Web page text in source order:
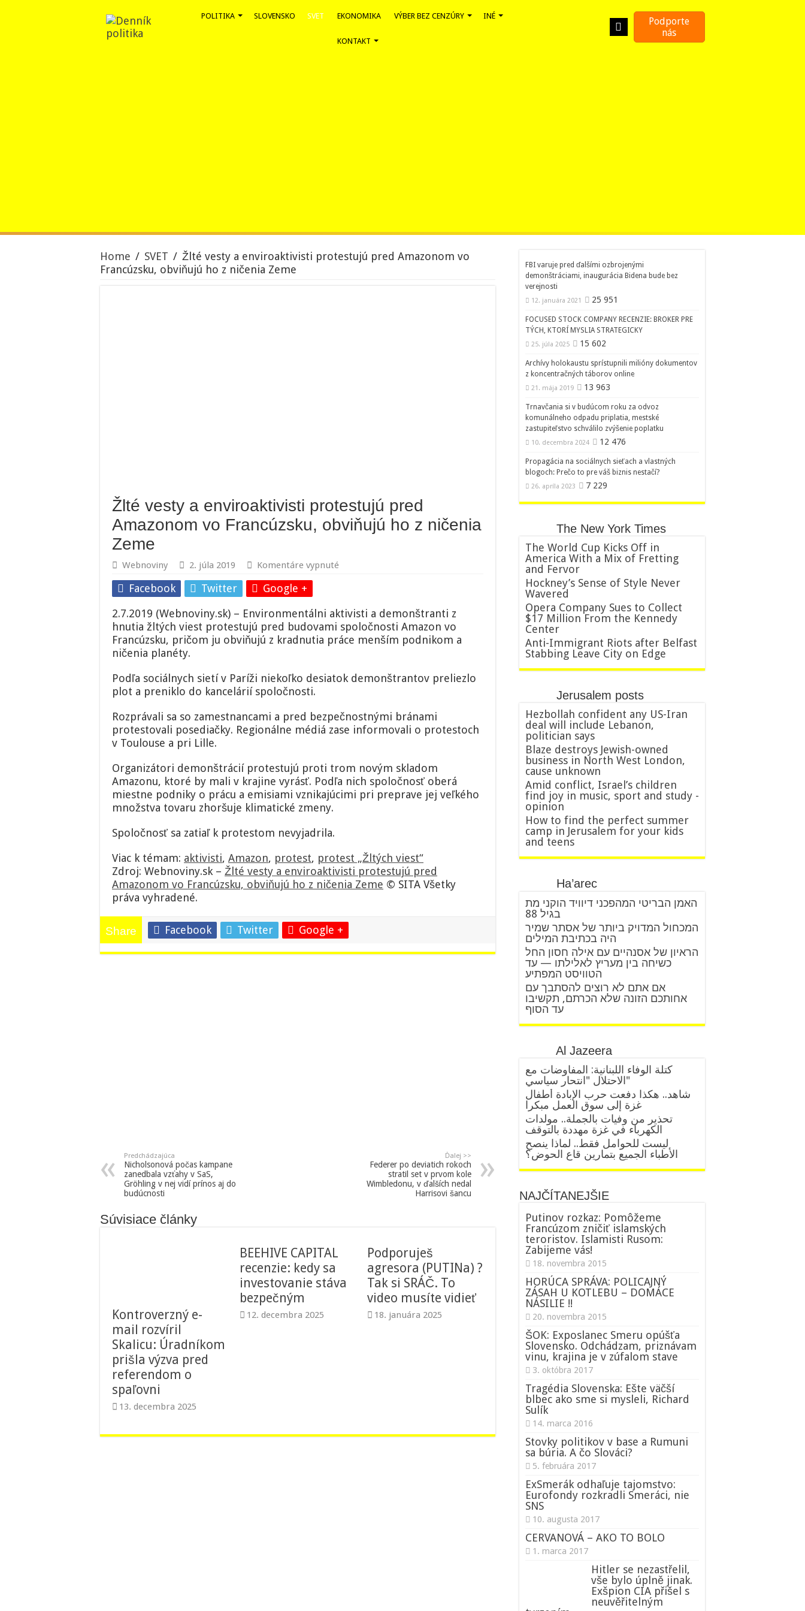
POLITIKA SLOVENSKO SVET EKONOMIKA VÝBER BEZ CENZÚRY INÉ
KONTAKT
Podporte
nás
Home / SVET / Žlté vesty a enviroaktivisti protestujú pred Amazonom vo
Francúzsku, obviňujú ho z ničenia Zeme
Žlté vesty a enviroaktivisti protestujú pred
Amazonom vo Francúzsku, obviňujú ho z ničenia
Zeme
Webnoviny 2. júla 2019 Komentáre vypnuté
enviroaktivisti
protestujú
pred
Amazonom
obviňujú
ho
Zeme
Facebook Twitter
Google +
2.7.2019 (Webnoviny.sk) – Environmentálni aktivisti a demonštranti z
hnutia žltých viest protestujú pred budovami spoločnosti Amazon vo
Francúzsku, pričom ju obviňujú z kradnutia práce menším podnikom a
ničenia planéty.
Podľa sociálnych sietí v Paríži niekoľko desiatok demonštrantov preliezlo
plot a preniklo do kancelárií spoločnosti.
Rozprávali sa so zamestnancami a pred bezpečnostnými bránami
protestovali posediačky. Regionálne médiá zase informovali o protestoch
v Toulouse a pri Lille.
Organizátori demonštrácií protestujú proti trom novým skladom
Amazonu, ktoré by mali v krajine vyrásť. Podľa nich spoločnosť oberá
miestne podniky o prácu a emisiami vznikajúcimi pri preprave jej veľkého
množstva tovaru zhoršuje klimatické zmeny.
Spoločnosť sa zatiaľ k protestom nevyjadrila.
Viac k témam: aktivisti, Amazon, protest, protest „Žltých viest“
Zdroj: Webnoviny.sk – Žlté vesty a enviroaktivisti protestujú pred
Amazonom vo Francúzsku, obviňujú ho z ničenia Zeme © SITA Všetky
práva vyhradené.
Share Facebook Twitter Google +
Predchádzajúca
Nicholsonová počas kampane
zanedbala vzťahy v SaS,
Gröhling v nej vidí prínos aj do
budúcnosti
Ďalej >>
Federer po deviatich rokoch
stratil set v prvom kole
Wimbledonu, v ďalších nedal
Harrisovi šancu
Súvisiace články
Kontroverzný e-
mail rozvíril
Skalicu: Úradníkom
prišla výzva pred
referendom o
spaľovni
13. decembra 2025
BEEHIVE CAPITAL
recenzie: kedy sa
investovanie stáva
bezpečným
12. decembra 2025
Podporuješ
agresora (PUTINa) ?
Tak si SRÁČ. To
video musíte vidieť
18. januára 2025
FBI varuje pred ďalšími ozbrojenými
demonštráciami, inaugurácia Bidena bude bez
verejnosti
12. januára 2021 25 951
FOCUSED STOCK COMPANY RECENZIE: BROKER PRE
TÝCH, KTORÍ MYSLIA STRATEGICKY
25. júla 2025 15 602
Archívy holokaustu sprístupnili milióny dokumentov
z koncentračných táborov online
21. mája 2019 13 963
Trnavčania si v budúcom roku za odvoz
komunálneho odpadu priplatia, mestské
zastupiteľstvo schválilo zvýšenie poplatku
10. decembra 2024 12 476
Propagácia na sociálnych sieťach a vlastných
blogoch: Prečo to pre váš biznis nestačí?
26. apríla 2023 7 229
The New York Times
The World Cup Kicks Off in
America With a Mix of Fretting
and Fervor
Hockney’s Sense of Style Never
Wavered
Opera Company Sues to Collect
$17 Million From the Kennedy
Center
Anti-Immigrant Riots after Belfast
Stabbing Leave City on Edge
Jerusalem posts
Hezbollah confident any US-Iran
deal will include Lebanon,
politician says
Blaze destroys Jewish-owned
business in North West London,
cause unknown
Amid conflict, Israel’s children
find joy in music, sport and study -
opinion
How to find the perfect summer
camp in Jerusalem for your kids
and teens
Ha’arec
האמן הבריטי המהפכני דיוויד הוקני מת
בגיל 88
המכחול המדויק ביותר של אסתר שמיר
היה בכתיבת המילים
הראיון של אסנהיים עם אילה חסון החל
כשיחה בין מעריץ לאלילתו — עד
הטוויסט המפתיע
אם אתם לא רוצים להסתבך עם
אחותכם הזונה שלא הכרתם, תקשיבו
עד הסוף
Al Jazeera
كتلة الوفاء اللبنانية: المفاوضات مع
الاحتلال "انتحار سياسي"
شاهد.. هكذا دفعت حرب الإبادة أطفال
غزة إلى سوق العمل مبكرا
تحذير من وفيات بالجملة.. مولدات
الكهرباء في غزة مهددة بالتوقف
ليست للحوامل فقط.. لماذا ينصح
الأطباء الجميع بتمارين قاع الحوض؟
NAJČÍTANEJŠIE
Putinov rozkaz: Pomôžeme
Francúzom zničiť islamských
teroristov. Islamisti Rusom:
Zabijeme vás!
18. novembra 2015
HORÚCA SPRÁVA: POLICAJNÝ
ZÁSAH U KOTLEBU – DOMÁCE
NÁSILIE !!
20. novembra 2015
ŠOK: Exposlanec Smeru opúšťa
Slovensko. Odchádzam, priznávam
vinu, krajina je v zúfalom stave
3. októbra 2017
Tragédia Slovenska: Ešte väčší
blbec ako sme si mysleli, Richard
Sulík
14. marca 2016
Stovky politikov v base a Rumuni
sa búria. A čo Slováci?
5. februára 2017
ExSmerák odhaľuje tajomstvo:
Eurofondy rozkradli Smeráci, nie
SNS
10. augusta 2017
CERVANOVÁ – AKO TO BOLO
1. marca 2017
Hitler se nezastřelil,
vše bylo úplně jinak.
Exšpion CIA přišel s
neuvěřitelným